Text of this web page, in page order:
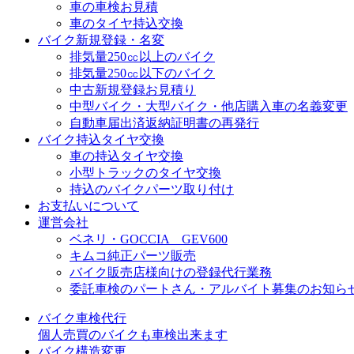
車の車検お見積
車のタイヤ持込交換
バイク新規登録・名変
排気量250㏄以上のバイク
排気量250㏄以下のバイク
中古新規登録お見積り
中型バイク・大型バイク・他店購入車の名義変更
自動車届出済返納証明書の再発行
バイク持込タイヤ交換
車の持込タイヤ交換
小型トラックのタイヤ交換
持込のバイクパーツ取り付け
お支払いについて
運営会社
ベネリ・GOCCIA GEV600
キムコ純正パーツ販売
バイク販売店様向けの登録代行業務
委託車検のパートさん・アルバイト募集のお知ら
バイク車検代行
個人売買のバイクも車検出来ます
バイク構造変更